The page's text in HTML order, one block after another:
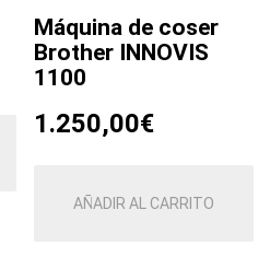
precio
Máquina de coser
Brother INNOVIS
1100
1.250,00€
AÑADIR AL CARRITO